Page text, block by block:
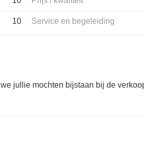
10 Service en begeleiding
jullie mochten bijstaan bij de